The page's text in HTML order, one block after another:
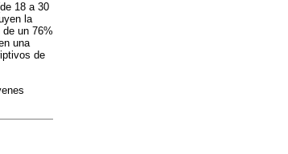
18 a 30
la
un 76%
una
de